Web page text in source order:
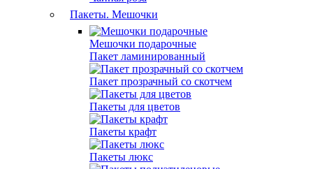
Пакеты. Мешочки
Мешочки подарочные
Пакет ламинированный
Пакет прозрачный со скотчем
Пакеты для цветов
Пакеты крафт
Пакеты люкс